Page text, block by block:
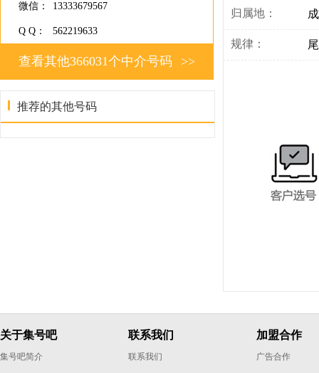
归属地：
规律：
微信： 13333679567
Q Q： 562219633
>>
查看其他366031个中介号码
推荐的其他号码
关于集号吧
集号吧简介
联系我们
联系我们
加盟合作
广告合作